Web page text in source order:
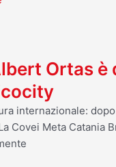
Ortas è
internazionale:
Covei Meta Catania